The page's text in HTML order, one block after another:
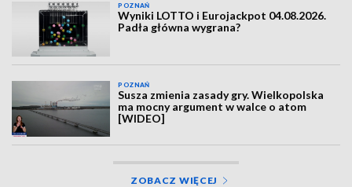
POZNAŃ
Wyniki LOTTO i Eurojackpot 04.08.2026.
Padła główna wygrana?
POZNAŃ
Susza zmienia zasady gry. Wielkopolska
ma mocny argument w walce o atom
[WIDEO]
ZOBACZ WIĘCEJ